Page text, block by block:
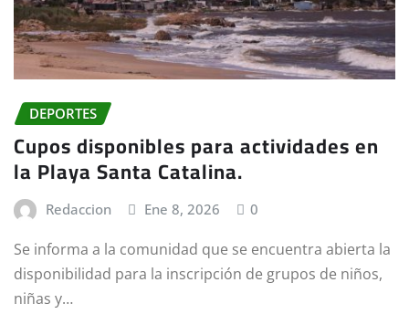
DEPORTES
Cupos disponibles para actividades en
la Playa Santa Catalina.
Redaccion Ene 8, 2026 0
Se informa a la comunidad que se encuentra abierta la
disponibilidad para la inscripción de grupos de niños,
niñas y…